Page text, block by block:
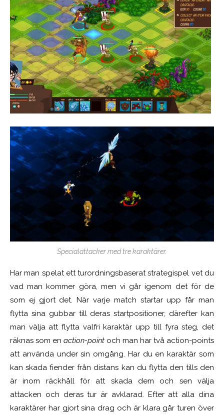
Specialattacker med tre karaktärer.
Har man spelat ett turordningsbaserat strategispel vet du
vad man kommer göra, men vi går igenom det för de
som ej gjort det. När varje match startar upp får man
flytta sina gubbar till deras startpositioner, därefter kan
man välja att flytta valfri karaktär upp till fyra steg, det
räknas som en action-point och man har två action-points
att använda under sin omgång. Har du en karaktär som
kan skada fiender från distans kan du flytta den tills den
är inom räckhåll för att skada dem och sen välja
attacken och deras tur är avklarad. Efter att alla dina
karaktärer har gjort sina drag och är klara går turen över